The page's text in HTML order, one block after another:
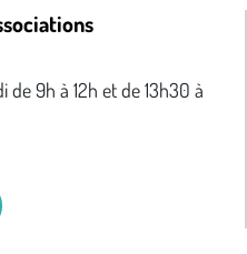
9h à 12h et de 13h30 à